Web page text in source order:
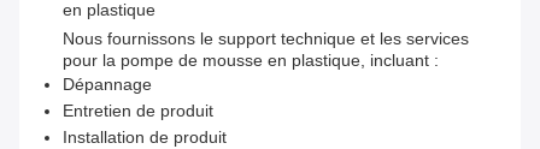
en plastique
Nous fournissons le support technique et les services
pour la pompe de mousse en plastique, incluant :
Dépannage
Entretien de produit
Installation de produit